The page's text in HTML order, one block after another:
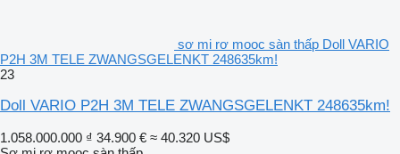
sơ mi rơ mooc sàn thấp Doll VARIO
P2H 3M TELE ZWANGSGELENKT 248635km!
23
Doll VARIO P2H 3M TELE ZWANGSGELENKT 248635km!
1.058.000.000 ₫ 34.900 € ≈ 40.320 US$